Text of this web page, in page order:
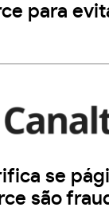
para
se
são